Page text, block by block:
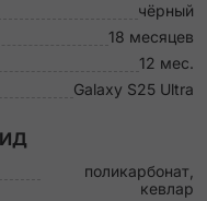
чёрный
18 месяцев
12 мес.
Galaxy S25 Ultra
поликарбонат,
кевлар